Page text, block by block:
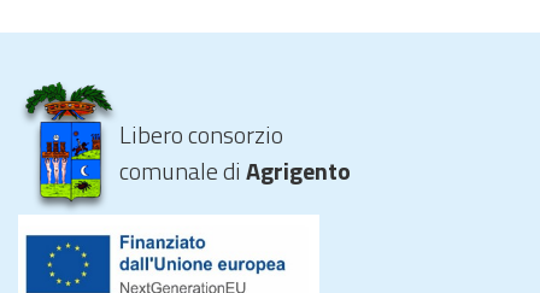
Libero consorzio
comunale diAgrigento